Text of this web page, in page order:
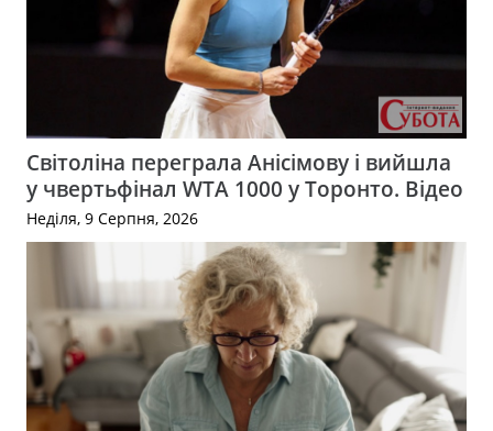
Світоліна переграла Анісімову і вийшла
у чвертьфінал WTA 1000 у Торонто. Відео
Неділя, 9 Серпня, 2026